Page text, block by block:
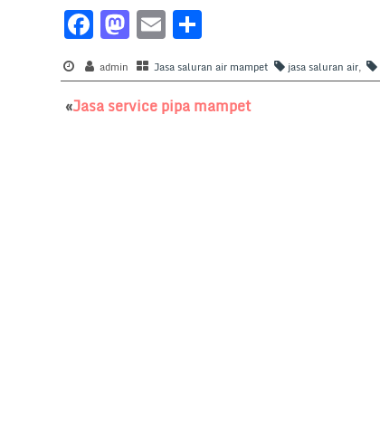
F
a
c
e
M
a
st
o
E
m
ai
l
h
ar
e
admin Jasa saluran air mampet jasa saluran air,
«Jasa service pipa mampet